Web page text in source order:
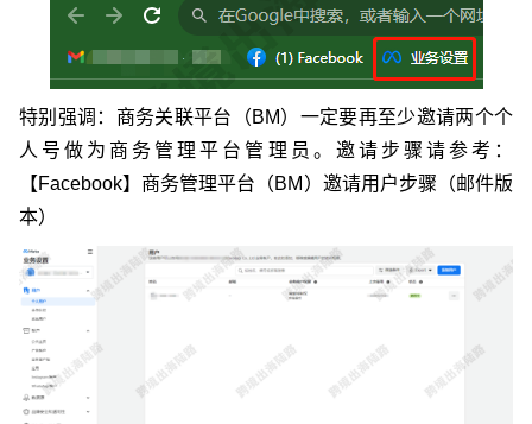
特别强调：商务关联平台（BM）一定要再至少邀请两个个
人号做为商务管理平台管理员。邀请步骤请参考：
【Facebook】商务管理平台（BM）邀请用户步骤（邮件版
本）